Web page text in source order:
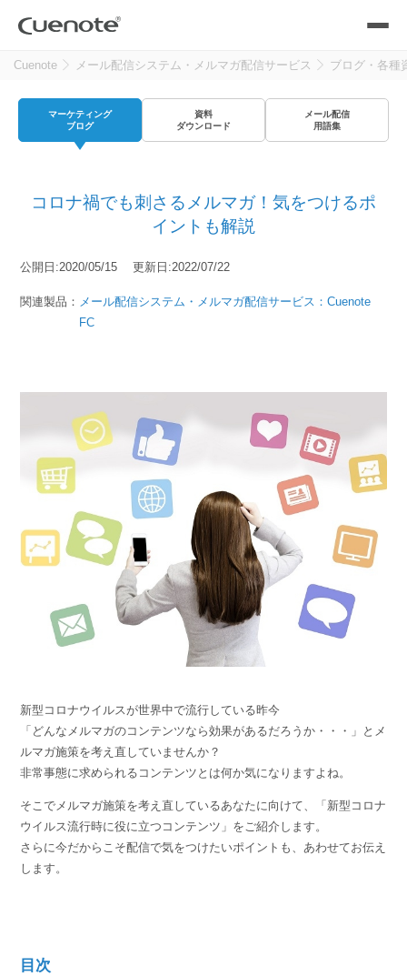
メール配信システム
メールリレーサーバー
kintone（キントーン）メール配信
認証サービス
Webプッシュ通知サービス
アンケートシステム・フォーム
緊急参集・安否確認
SNSプロモーション支援事業
活用シーン
会員獲得／ニーズ把握
組織的に管理
効果改善・顧客育成
システム連携・効率化
セキュリティ対策
デジタルマーケティング
ブログ・各種資料
マーケティングブログ
資料ダウンロード
メール配信用語集
資料請求・お問い合わせ
無料トライアル
03-6820-0515 06-6131-9960
（平日 10:00〜18:00）
Cuenote メール配信システム・メルマガ配信サービス ブログ・各種
マーケティング
ブログ
資料
ダウンロード
メール配信
用語集
コロナ禍でも刺さるメルマガ！気をつけるポ
イントも解説
公開日:2020/05/15 更新日:2022/07/22
関連製品： メール配信システム・メルマガ配信サービス：Cuenote
FC
新型コロナウイルスが世界中で流行している昨今
「どんなメルマガのコンテンツなら効果があるだろうか・・・」とメ
ルマガ施策を考え直していませんか？
非常事態に求められるコンテンツとは何か気になりますよね。
そこでメルマガ施策を考え直しているあなたに向けて、「新型コロナ
ウイルス流行時に役に立つコンテンツ」をご紹介します。
さらに今だからこそ配信で気をつけたいポイントも、あわせてお伝え
します。
目次